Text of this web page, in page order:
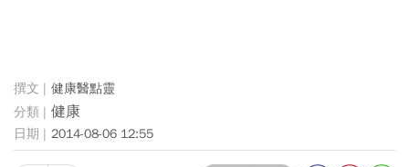
健康醫點靈
健康
2014-08-06 12:55